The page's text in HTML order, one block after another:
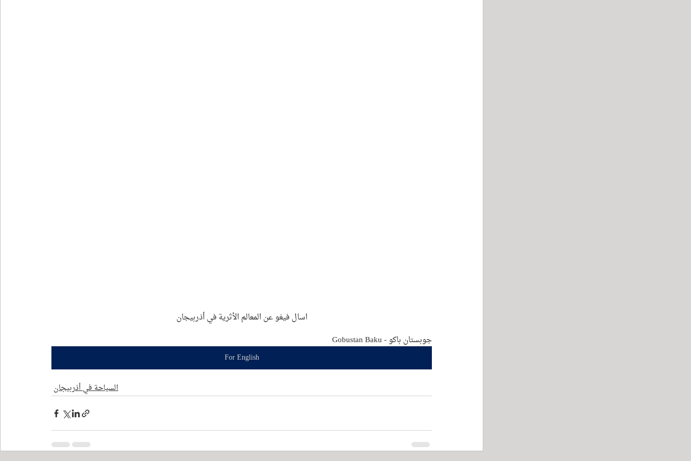
اسال فيغو عن المعالم الأثرية في أذربيجان
جوبستان باكو - Gobustan Baku
For English
السياحة في أذربيجان